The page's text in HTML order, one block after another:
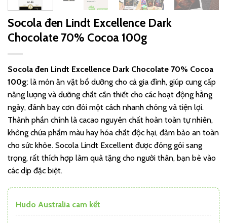
Socola đen Lindt Excellence Dark
Chocolate 70% Cocoa 100g
Socola đen Lindt Excellence Dark Chocolate 70% Cocoa
100g: là món ăn vặt bổ dưỡng cho cả gia đình, giúp cung cấp
năng lượng và dưỡng chất cần thiết cho các hoạt động hằng
ngày, đánh bay cơn đói một cách nhanh chóng và tiện lợi.
Thành phần chính là cacao nguyên chất hoàn toàn tự nhiên,
không chứa phẩm màu hay hóa chất độc hại, đảm bảo an toàn
cho sức khỏe. Socola Lindt Excellent được đóng gói sang
trọng, rất thích hợp làm quà tặng cho người thân, bạn bè vào
các dịp đặc biệt.
Hudo Australia cam kết